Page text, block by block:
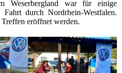
Weserbergland war für einige
durch Nordrhein-Westfalen.
eröffnet werden.